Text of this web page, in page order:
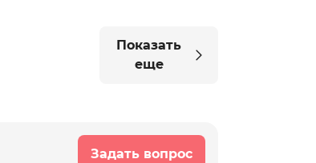
Показать
еще
Задать вопрос